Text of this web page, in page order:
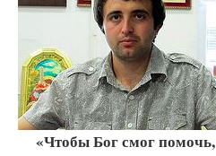
«Чтобы Бог смог помочь,